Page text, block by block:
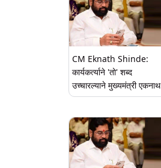
CM Eknath Shinde:
कार्यकर्त्याने 'तो' शब्द
उच्चारल्याने मुख्यमंत्री एकनाथ
शिंदे भडकले? काँग्रेस